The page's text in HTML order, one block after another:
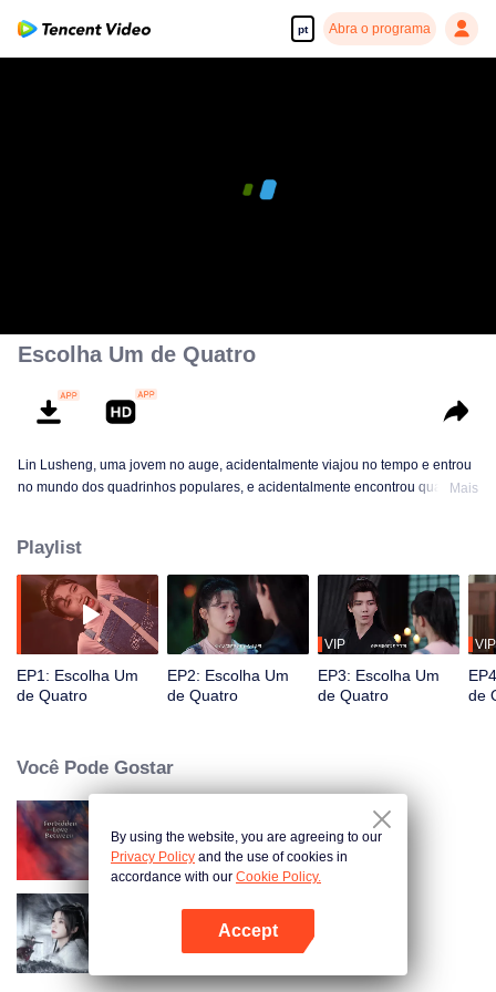
pt Abra o programa
Abra o programa
Escolha Um de Quatro
Lin Lusheng, uma jovem no auge, acidentalmente viajou no tempo e entrou
no mundo dos quadrinhos populares, e acidentalmente encontrou quatro
resolver casos, passou por situações perigosas juntos e avançou
corajosamente. corações de homens bonitos. No final, quem finalmente se
casou com ela?
Mais
Playlist
EP1: Escolha Um
de Quatro
EP2: Escolha Um
de Quatro
VIP
EP3: Escolha Um
de Quatro
VIP
de
Você Pode Gostar
Senhor Imortal Está Em Apuros
Blade's Dance with You
By using the website, you are agreeing to our
Privacy Policy and the use of cookies in
accordance with our Cookie Policy.
Accept